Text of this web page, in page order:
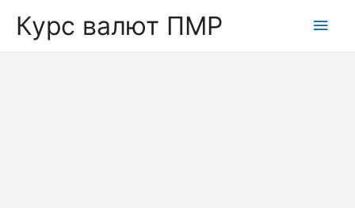
Курс валют ПМР